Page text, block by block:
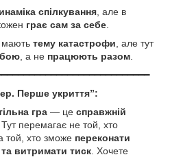
спілкування , але в
грає сам за себе
мають тему катастрофи , але тут
, а не працюють разом
Перше укриття”:
гра — це справжній
. Тут перемагає не той, хто
а той, хто зможе переконати
витримати тиск . Хочете